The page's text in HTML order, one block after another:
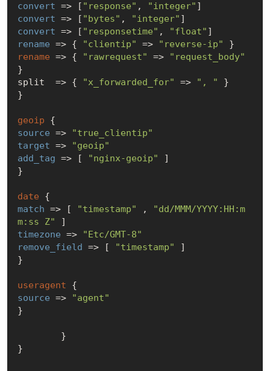
convert => [ "response" , "integer"
convert => [ "bytes" , "integer"
convert => [ "responsetime" , "float"
rename => { "clientip" => "reverse-ip"
rename => { "rawrequest" =>
"request_body"
}
split  => {
"x_forwarded_for" => ", " }
}
geoip
source =>
"true_clientip"
target =>
"geoip"
add_tag => [ "nginx-geoip" ]
}
date
match => [ "timestamp" ,
"dd/MMM/YYYY:HH:m
m:ss Z"
timezone =>
"Etc/GMT-8"
remove_field => [ "timestamp" ]
}
useragent
source =>
"agent"
}
}